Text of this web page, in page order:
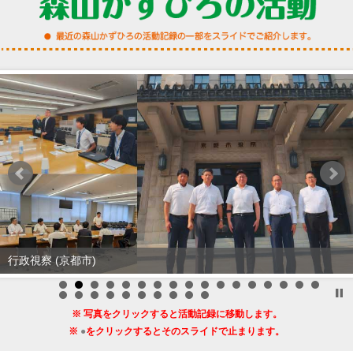
行政視察 (京都市)
７月の活動記録のまとめ
※ 写真をクリックすると活動記録に移動します。
※ ●をクリックするとそのスライドで止まります。